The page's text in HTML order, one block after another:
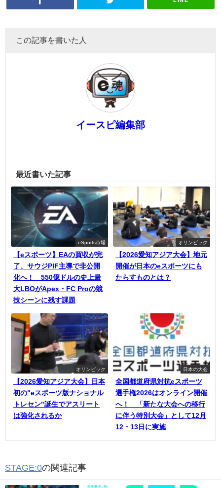
この記事を書いた人
イースピ編集部
最近書いた記事
eSports市場
【eスポーツ】EAの買収が完
了、サウジPIF主導で非公開
化へ！ 550億ドルの史上最
大LBOがApex・FC Proの競
技シーンに残す課題
オリンピック
【2026愛知アジア大会】地元
開催が日本のeスポーツにも
たらすものとは？
オリンピック
【2026愛知アジア大会】日本
初の"eスポーツ版ナショナル
トレセン"誕生でアスリート
は強化されるか
日本の大会
全国都道府県対抗eスポーツ
選手権2026はオンライン開催
へ！ 「新たな大会への移行
に伴う特別大会」として12月
12・13日に実施
STAGE:0の関連記事